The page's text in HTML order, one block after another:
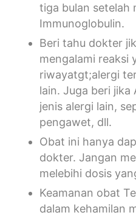
tiga bulan setelah
Immunoglobulin.
Beri tahu dokter
mengalami reaksi
riwayatgt;alergi
lain. Juga beri jika
jenis alergi lain,
pengawet, dll.
Obat ini hanya
dokter. Jangan
melebihi dosis
Keamanan obat
dalam kehamilan